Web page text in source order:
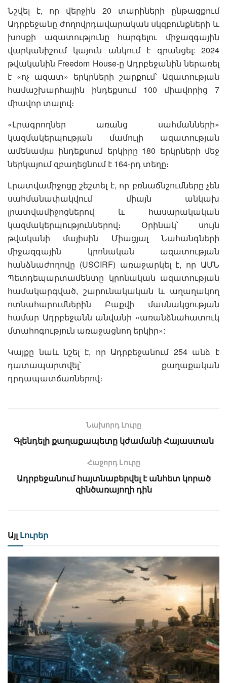
Նշվել է, որ վերջին 20 տարիների ընթացքում
Ադրբեջանը ժողովրդավարական սկզբունքների և
խոսքի ազատությունը հարգելու միջազգային
վարկանիշում կայուն անկում է գրանցել: 2024
թվականին Freedom House-ը Ադրբեջանին ներառել
է «ոչ ազատ» երկրների շարքում՝ Ազատության
համաշխարհային ինդեքսում 100 միավորից 7
միավոր տալով։
«Լրագրողներ առանց սահմանների»
կազմակերպության մամուլի ազատության
ամենամյա ինդեքսում երկիրը 180 երկրների մեջ
ներկայում զբաղեցնում է 164-րդ տեղը։
Լրատվամիջոցը շեշտել է, որ բռնաճնշումները չեն
սահմանափակվում միայն անկախ
լրատվամիջոցներով և հասարակական
կազմակերպություններով։ Օրինակ՝ սույն
թվականի մայիսին Միացյալ Նահանգների
միջազգային կրոնական ազատության
հանձնաժողովը (USCIRF) առաջարկել է, որ ԱՄՆ
Պետդեպարտամենտը կրոնական ազատության
համակարգված, շարունակական և աղաղակող
ոտնահարումներին Բաքվի մասնակցության
համար Ադրբեջանն անվանի «առանձնահատուկ
մտահոգություն առաջացնող երկիր»:
Կայքը նաև նշել է, որ Ադրբեջանում 254 անձ է
դատապարտվել՝ քաղաքական
դրդապատճառներով։
Նախորդ Լուրը
Գլենդելի քաղաքապետը կժամանի Հայաստան
Հաջորդ Lուրը
Ադրբեջանում հայտնաբերվել է անհետ կորած
զինծառայողի դին
Այլ Լուրեր